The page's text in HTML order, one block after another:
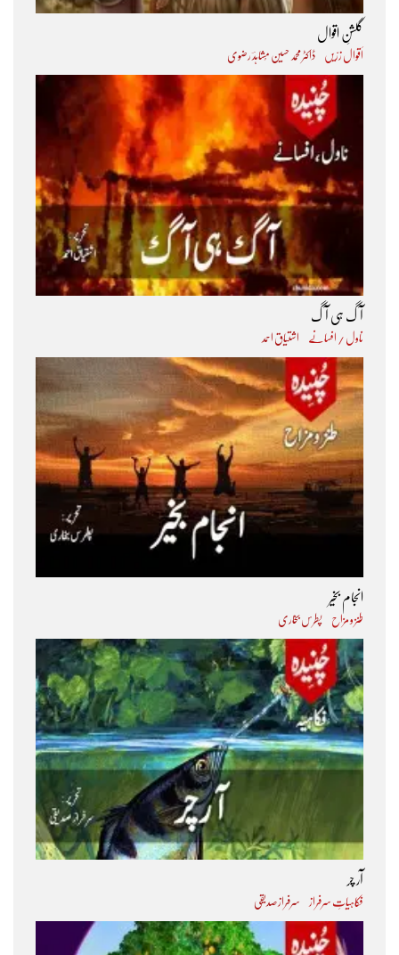
گلشنِ اقوال
اَقوال زرّیں ڈاکٹر محمد حسین مُشاہدؔ رضوی
آگ ہی آگ
ناول / افسانے اشتیاق احمد
انجام بخیر
طنز و مزاح پطرس بخاری
آر چر
فکاہیاتِ سرفراز سرفراز صدیقی